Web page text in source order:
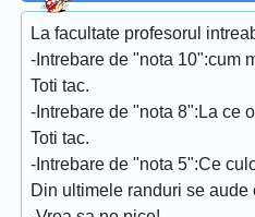
La facultate profesorul
-Intrebare de "nota 10":cum
Toti tac.
-Intrebare de "nota 8":La ce
Toti tac.
-Intrebare de "nota 5":Ce
Din ultimele randuri se aude